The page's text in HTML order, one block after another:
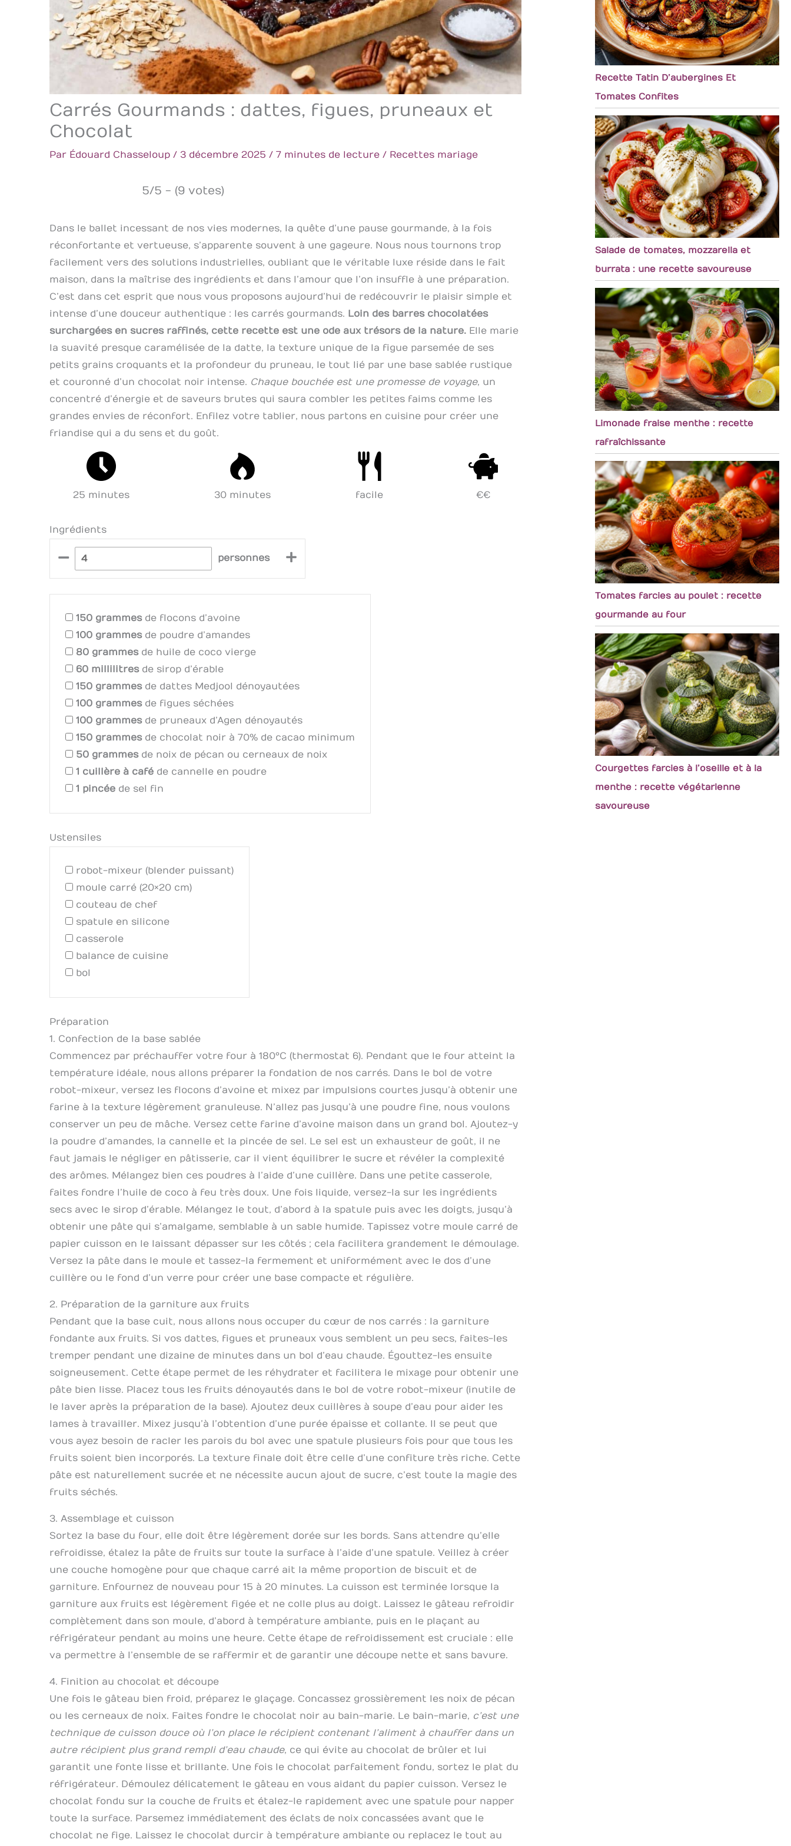
Carrés Gourmands : dattes, figues, pruneaux et
Chocolat
Par Édouard Chasseloup / 3 décembre 2025 / 7 minutes de lecture / Recettes mariage
5/5 - (9 votes)
Dans le ballet incessant de nos vies modernes, la quête d’une pause gourmande, à la fois
réconfortante et vertueuse, s’apparente souvent à une gageure. Nous nous tournons trop
facilement vers des solutions industrielles, oubliant que le véritable luxe réside dans le fait
maison, dans la maîtrise des ingrédients et dans l’amour que l’on insuffle à une préparation.
C’est dans cet esprit que nous vous proposons aujourd’hui de redécouvrir le plaisir simple et
intense d’une douceur authentique : les carrés gourmands. Loin des barres chocolatées
surchargées en sucres raffinés, cette recette est une ode aux trésors de la nature. Elle marie
la suavité presque caramélisée de la datte, la texture unique de la figue parsemée de ses
petits grains croquants et la profondeur du pruneau, le tout lié par une base sablée rustique
et couronné d’un chocolat noir intense. Chaque bouchée est une promesse de voyage, un
concentré d’énergie et de saveurs brutes qui saura combler les petites faims comme les
grandes envies de réconfort. Enfilez votre tablier, nous partons en cuisine pour créer une
friandise qui a du sens et du goût.
25 minutes 30 minutes facile €€
Ingrédients
– personnes +
150 grammesde flocons d’avoine
100 grammesde poudre d’amandes
80 grammesde huile de coco vierge
60 millilitresde sirop d’érable
150 grammesde dattes Medjool dénoyautées
100 grammesde figues séchées
100 grammesde pruneaux d’Agen dénoyautés
150 grammesde chocolat noir à 70% de cacao minimum
50 grammesde noix de pécan ou cerneaux de noix
1 cuillère à café de cannelle en poudre
1 pincée de sel fin
Ustensiles
robot-mixeur (blender puissant)
moule carré (20×20 cm)
couteau de chef
spatule en silicone
casserole
balance de cuisine
bol
Préparation
1. Confection de la base sablée
Commencez par préchauffer votre four à 180°C (thermostat 6). Pendant que le four atteint la
température idéale, nous allons préparer la fondation de nos carrés. Dans le bol de votre
robot-mixeur, versez les flocons d’avoine et mixez par impulsions courtes jusqu’à obtenir une
farine à la texture légèrement granuleuse. N’allez pas jusqu’à une poudre fine, nous voulons
conserver un peu de mâche. Versez cette farine d’avoine maison dans un grand bol. Ajoutez-y
la poudre d’amandes, la cannelle et la pincée de sel. Le sel est un exhausteur de goût, il ne
faut jamais le négliger en pâtisserie, car il vient équilibrer le sucre et révéler la complexité
des arômes. Mélangez bien ces poudres à l’aide d’une cuillère. Dans une petite casserole,
faites fondre l’huile de coco à feu très doux. Une fois liquide, versez-la sur les ingrédients
secs avec le sirop d’érable. Mélangez le tout, d’abord à la spatule puis avec les doigts, jusqu’à
obtenir une pâte qui s’amalgame, semblable à un sable humide. Tapissez votre moule carré de
papier cuisson en le laissant dépasser sur les côtés ; cela facilitera grandement le démoulage.
Versez la pâte dans le moule et tassez-la fermement et uniformément avec le dos d’une
cuillère ou le fond d’un verre pour créer une base compacte et régulière.
2. Préparation de la garniture aux fruits
Pendant que la base cuit, nous allons nous occuper du cœur de nos carrés : la garniture
fondante aux fruits. Si vos dattes, figues et pruneaux vous semblent un peu secs, faites-les
tremper pendant une dizaine de minutes dans un bol d’eau chaude. Égouttez-les ensuite
soigneusement. Cette étape permet de les réhydrater et facilitera le mixage pour obtenir une
pâte bien lisse. Placez tous les fruits dénoyautés dans le bol de votre robot-mixeur (inutile de
le laver après la préparation de la base). Ajoutez deux cuillères à soupe d’eau pour aider les
lames à travailler. Mixez jusqu’à l’obtention d’une purée épaisse et collante. Il se peut que
vous ayez besoin de racler les parois du bol avec une spatule plusieurs fois pour que tous les
fruits soient bien incorporés. La texture finale doit être celle d’une confiture très riche. Cette
pâte est naturellement sucrée et ne nécessite aucun ajout de sucre, c’est toute la magie des
fruits séchés.
3. Assemblage et cuisson
Sortez la base du four, elle doit être légèrement dorée sur les bords. Sans attendre qu’elle
refroidisse, étalez la pâte de fruits sur toute la surface à l’aide d’une spatule. Veillez à créer
une couche homogène pour que chaque carré ait la même proportion de biscuit et de
garniture. Enfournez de nouveau pour 15 à 20 minutes. La cuisson est terminée lorsque la
garniture aux fruits est légèrement figée et ne colle plus au doigt. Laissez le gâteau refroidir
complètement dans son moule, d’abord à température ambiante, puis en le plaçant au
réfrigérateur pendant au moins une heure. Cette étape de refroidissement est cruciale : elle
va permettre à l’ensemble de se raffermir et de garantir une découpe nette et sans bavure.
4. Finition au chocolat et découpe
Une fois le gâteau bien froid, préparez le glaçage. Concassez grossièrement les noix de pécan
ou les cerneaux de noix. Faites fondre le chocolat noir au bain-marie. Le bain-marie, c’est une
technique de cuisson douce où l’on place le récipient contenant l’aliment à chauffer dans un
autre récipient plus grand rempli d’eau chaude, ce qui évite au chocolat de brûler et lui
garantit une fonte lisse et brillante. Une fois le chocolat parfaitement fondu, sortez le plat du
réfrigérateur. Démoulez délicatement le gâteau en vous aidant du papier cuisson. Versez le
chocolat fondu sur la couche de fruits et étalez-le rapidement avec une spatule pour napper
toute la surface. Parsemez immédiatement des éclats de noix concassées avant que le
chocolat ne fige. Laissez le chocolat durcir à température ambiante ou replacez le tout au
Recette Tatin D’aubergines Et
Tomates Confites
Salade de tomates, mozzarella et
burrata : une recette savoureuse
Limonade fraise menthe : recette
rafraîchissante
Tomates farcies au poulet : recette
gourmande au four
Courgettes farcies à l’oseille et à la
menthe : recette végétarienne
savoureuse